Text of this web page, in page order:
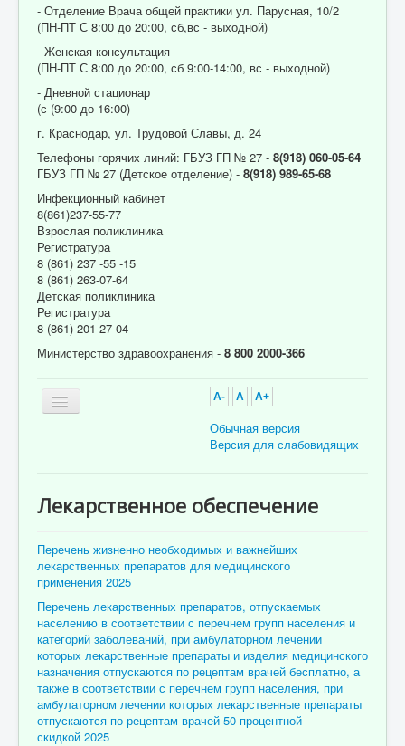
- Отделение Врача общей практики ул. Парусная, 10/2
(ПН-ПТ С 8:00 до 20:00, сб,вс - выходной)
- Женская консультация
(ПН-ПТ С 8:00 до 20:00, сб 9:00-14:00, вс - выходной)
- Дневной стационар
(с (9:00 до 16:00)
г. Краснодар, ул. Трудовой Славы, д. 24
Телефоны горячих линий: ГБУЗ ГП № 27 - 8(918) 060-05-64
ГБУЗ ГП № 27 (Детское отделение) - 8(918) 989-65-68
Инфекционный кабинет
8(861)237-55-77
Взрослая поликлиника
Регистратура
8 (861) 237 -55 -15
8 (861) 263-07-64
Детская поликлиника
Регистратура
8 (861) 201-27-04
Министерство здравоохранения - 8 800 2000-366
A- A A+
Обычная версия
Версия для слабовидящих
Об учреждении
Для пациента
Информация для специалистов
Медицинская профилактика
Врачи
Контролирующие органы
Лекарственное обеспечение
Документы
Лекарственное обеспечение
Перечень жизненно необходимых и важнейших
лекарственных препаратов для медицинского
применения 2025
Перечень лекарственных препаратов, отпускаемых
населению в соответствии с перечнем групп населения и
категорий заболеваний, при амбулаторном лечении
которых лекарственные препараты и изделия медицинского
назначения отпускаются по рецептам врачей бесплатно, а
также в соответствии с перечнем групп населения, при
амбулаторном лечении которых лекарственные препараты
отпускаются по рецептам врачей 50-процентной
скидкой 2025